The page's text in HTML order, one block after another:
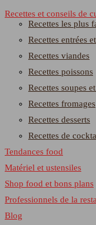
Recettes et conseils de
Recettes les plus
Recettes entrées
Recettes viandes
Recettes poissons
Recettes soupes
Recettes fromages
Recettes desserts
Recettes de
Tendances food
Matériel et ustensiles
Shop food et bons plans
Professionnels de la
Blog